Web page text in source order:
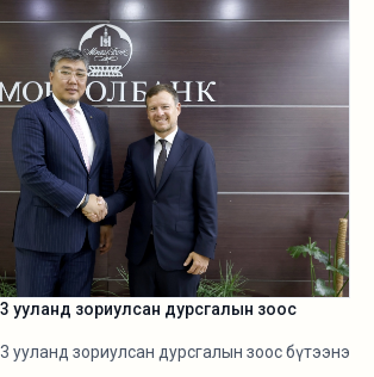
ууланд зориулсан дурсгалын зоос
ууланд зориулсан дурсгалын зоос бүтээнэ